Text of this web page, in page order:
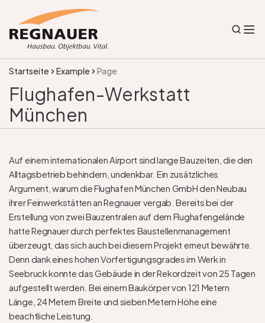
Startseite Example Page
Flughafen-Werkstatt
München
Auf einem internationalen Airport sind lange Bauzeiten, die den
Alltagsbetrieb behindern, undenkbar. Ein zusätzliches
Argument, warum die Flughafen München GmbH den Neubau
ihrer Feinwerkstätten an Regnauer vergab. Bereits bei der
Erstellung von zwei Bauzentralen auf dem Flughafengelände
hatte Regnauer durch perfektes Baustellenmanagement
überzeugt, das sich auch bei diesem Projekt erneut bewährte.
Denn dank eines hohen Vorfertigungsgrades im Werk in
Seebruck konnte das Gebäude in der Rekordzeit von 25 Tagen
aufgestellt werden. Bei einem Baukörper von 121 Metern
Länge, 24 Metern Breite und sieben Metern Höhe eine
beachtliche Leistung.